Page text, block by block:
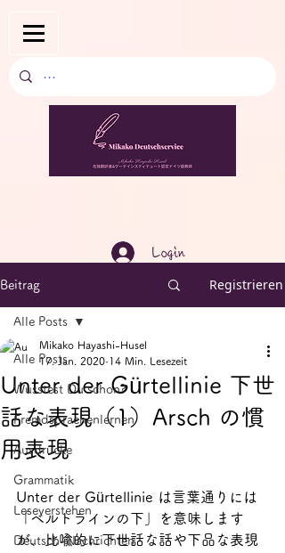
Login
Beitrag Registrieren
Alle Posts
Wusstest Du schon?
Fremdsprachenlernen
Ausdrücke
Grammatik
Leseverstehen
Deutsch-Nachrichten
Alle Posts
Unter der Gürtellinie 下世
話な表現（1）Arsch の慣
用表現
Mikako Hayashi-Husel
17. Jan. 2020 14 Min. Lesezeit
Unter der Gürtellinie は言葉通りには
「ベルトラインの下」を意味します
が、比喩的に下世話な話や下品な表現